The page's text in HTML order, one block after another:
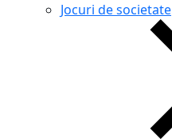
Jocuri de societate